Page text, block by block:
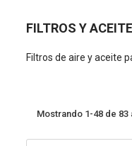
FILTROS Y
Filtros de aire y aceite
Mostrando 1-48 de